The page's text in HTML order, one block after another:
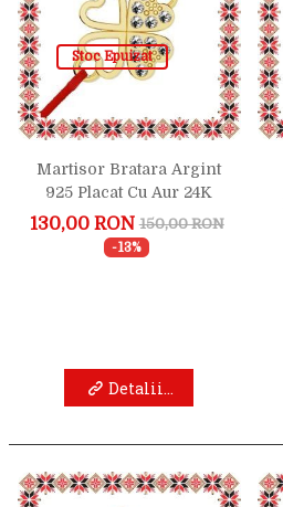
Stoc Epuizat
Martisor Bratara Argint
925 Placat Cu Aur 24K
Trifoi Cristale Gavbari
Transparente
130,00 RON 150,00 RON
-13%
Detalii...